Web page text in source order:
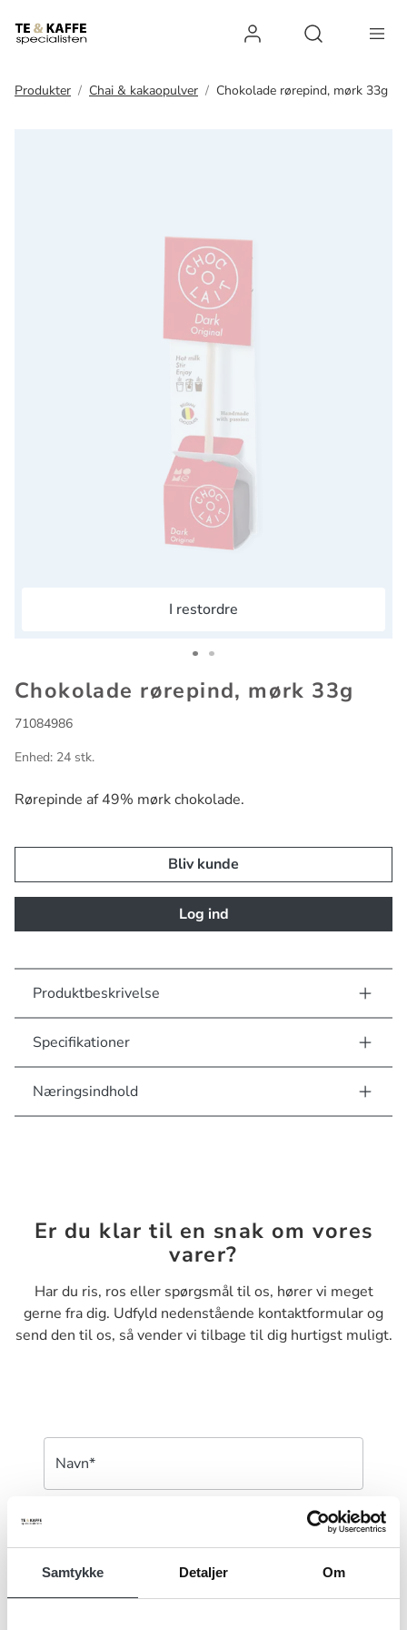
Samtykke Detaljer Om
Log ind
Produkter Chai & kakaopulver Chokolade rørepind, mørk 33g
I restordre
Chokolade rørepind, mørk 33g
71084986
Enhed: 24 stk.
Rørepinde af 49% mørk chokolade.
Bliv kunde
Log ind
Produktbeskrivelse
Specifikationer
Næringsindhold
Er du klar til en snak om vores
varer?
Har du ris, ros eller spørgsmål til os, hører vi meget
gerne fra dig. Udfyld nedenstående kontaktformular og
send den til os, så vender vi tilbage til dig hurtigst muligt.
Navn*
Firma*